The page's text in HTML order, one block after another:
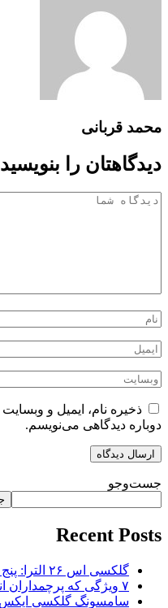
محمد قربانی
دیدگاهتان را بنویسید
ذخیره نام، ایمیل و
دوباره دیدگاهی می‌نویسم.
جست‌وجو
Recent Posts
گلکسی اس ۲۶ الترا: پنج قابلیت که همه‌چیز را تغییر می‌دهد
۷ ویژگی که پرچمداران اندروید ۲۰۲۶ باید داشته باشند
سامسونگ گلکسی ایکس